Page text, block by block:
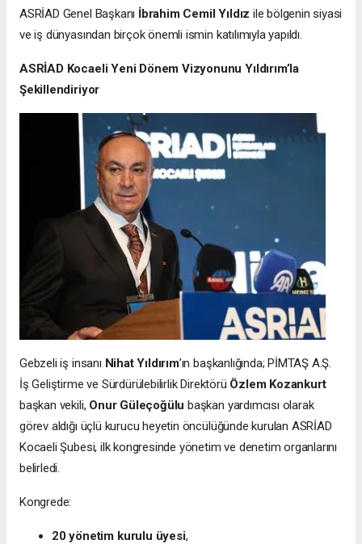
ASRİAD Genel Başkanı İbrahim Cemil Yıldız ile bölgenin siyasi
ve iş dünyasından birçok önemli ismin katılımıyla yapıldı.
ASRİAD Kocaeli Yeni Dönem Vizyonunu Yıldırım’la
Şekillendiriyor
Gebzeli iş insanı Nihat Yıldırım’ın başkanlığında; PİMTAŞ A.Ş.
İş Geliştirme ve Sürdürülebilirlik Direktörü Özlem Kozankurt
başkan vekili, Onur Güleçoğülu başkan yardımcısı olarak
görev aldığı üçlü kurucu heyetin öncülüğünde kurulan ASRİAD
Kocaeli Şubesi, ilk kongresinde yönetim ve denetim organlarını
belirledi.
Kongrede:
20 yönetim kurulu üyesi,